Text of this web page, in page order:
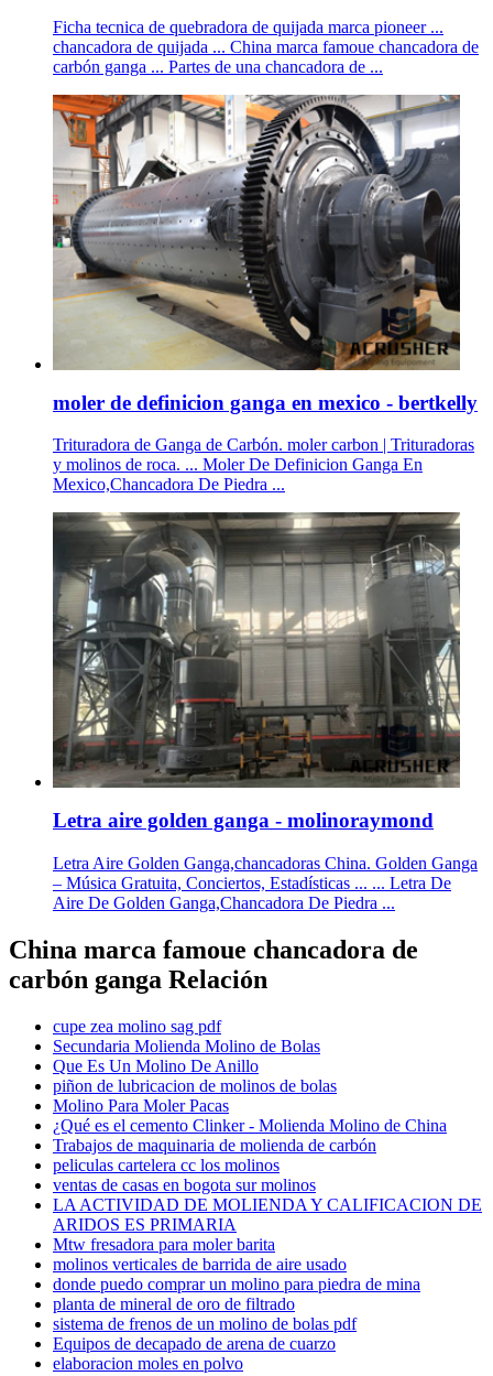
Ficha tecnica de quebradora de quijada marca pioneer ...
chancadora de quijada ... China marca famoue chancadora de
carbón ganga ... Partes de una chancadora de ...
moler de definicion ganga en mexico - bertkelly
Trituradora de Ganga de Carbón. moler carbon | Trituradoras
y molinos de roca. ... Moler De Definicion Ganga En
Mexico,Chancadora De Piedra ...
Letra aire golden ganga - molinoraymond
Letra Aire Golden Ganga,chancadoras China. Golden Ganga
– Música Gratuita, Conciertos, Estadísticas ... ... Letra De
Aire De Golden Ganga,Chancadora De Piedra ...
China marca famoue chancadora de
carbón ganga Relación
cupe zea molino sag pdf
Secundaria Molienda Molino de Bolas
Que Es Un Molino De Anillo
piñon de lubricacion de molinos de bolas
Molino Para Moler Pacas
¿Qué es el cemento Clinker - Molienda Molino de China
Trabajos de maquinaria de molienda de carbón
peliculas cartelera cc los molinos
ventas de casas en bogota sur molinos
LA ACTIVIDAD DE MOLIENDA Y CALIFICACION DE
ARIDOS ES PRIMARIA
Mtw fresadora para moler barita
molinos verticales de barrida de aire usado
donde puedo comprar un molino para piedra de mina
planta de mineral de oro de filtrado
sistema de frenos de un molino de bolas pdf
Equipos de decapado de arena de cuarzo
elaboracion moles en polvo